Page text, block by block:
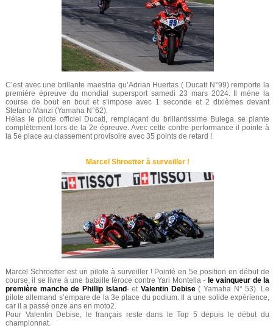
C’est avec une brillante maestria qu’Adrian Huertas ( Ducati N°99) remporte la
première épreuve du mondial supersport samedi 23 mars 2024. Il mène la
course de bout en bout et s’impose avec 1 seconde et 2 dixièmes devant
Stefano Manzi (Yamaha N°62).
Hélas le pilote officiel Ducati, remplaçant du brillantissime Bulega se plante
complètement lors de la 2e épreuve. Avec cette contre performance il pointe à
la 5e place au classement provisoire avec 35 points de retard !
Marcel Shroetter à surveiller !
Marcel Schroetter est un pilote à surveiller ! Pointé en 5e position en début de
course, il se livre à une bataille féroce contre Yari Montella - le vainqueur de la
première manche de Phillip Island- etValentin Debise( Yamaha N° 53). Le
pilote allemand s’empare de la 3e place du podium. Il a une solide expérience,
car il a passé onze ans en moto2.
Pour Valentin Debise, le français reste dans le Top 5 depuis le début du
championnat.